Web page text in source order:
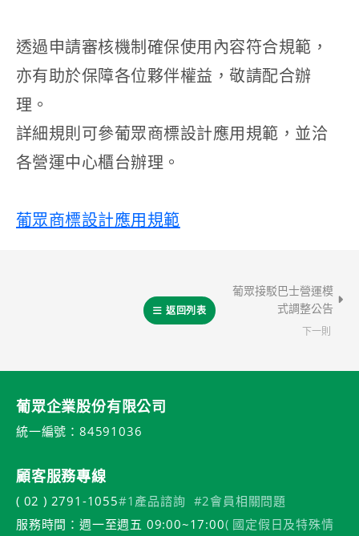
透過申請審核機制確保使用內容符合規範，
亦有助於保障各位夥伴權益，敬請配合辦
理。
詳細規則可參葡眾商標設計應用規範，並洽
各營運中心櫃台辦理。
葡眾商標設計應用規範
返回列表
葡眾接駁巴士營運模
式調整公告
下一則
葡眾企業股份有限公司
統一編號：84591036
顧客服務專線
( 02 ) 2791-1055#1產品諮詢 #2會員相關問題
服務時間：週一至週五 09:00~17:00( 國定假日及特殊情